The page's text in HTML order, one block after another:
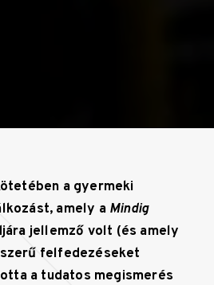
a gyermeki
amely a Mindig
jellemző volt (és amely
felfedezéseket
a tudatos megismerés